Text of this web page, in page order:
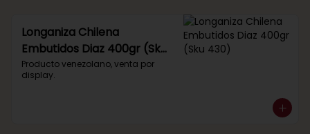
Longaniza Chilena
Embutidos Diaz 400gr (Sku
430)
Producto venezolano, venta por
display.